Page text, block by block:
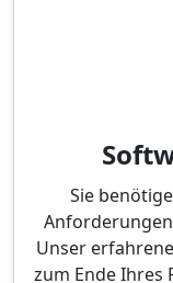
Sie
Unser
zum Ende Ihres